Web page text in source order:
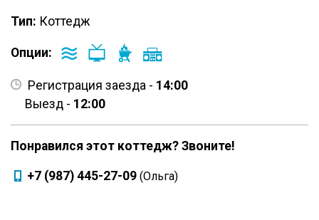
Тип: Коттедж
Опции:
Регистрация заезда - 14:00
Выезд - 12:00
Понравился этот коттедж? Звоните!
+7 (987) 445-27-09 (Ольга)